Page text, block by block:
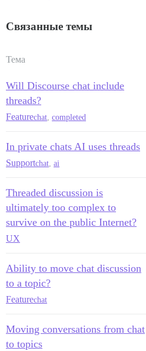
Связанные темы
Тема
Will Discourse chat include
threads?
Featurechat completed
In private chats AI uses threads
Supportchat ai
Threaded discussion is
ultimately too complex to
survive on the public Internet?
UX
Ability to move chat discussion
to a topic?
Featurechat
Moving conversations from chat
to topics